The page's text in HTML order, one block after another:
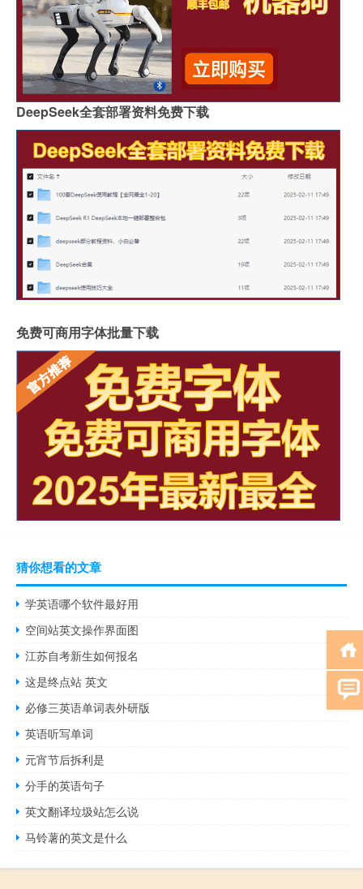
DeepSeek全套部署资料免费下载
免费可商用字体批量下载
猜你想看的文章
学英语哪个软件最好用
空间站英文操作界面图
江苏自考新生如何报名
这是终点站 英文
必修三英语单词表外研版
英语听写单词
元宵节后拆利是
分手的英语句子
英文翻译垃圾站怎么说
马铃薯的英文是什么